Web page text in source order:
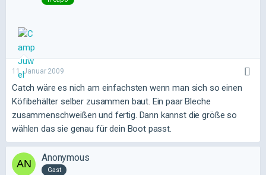
11. Januar 2009
Catch wäre es nich am einfachsten wenn man sich so einen
Köfibehälter selber zusammen baut. Ein paar Bleche
zusammenschweißen und fertig. Dann kannst die größe so
wählen das sie genau für dein Boot passt.
Anonymous
Gast